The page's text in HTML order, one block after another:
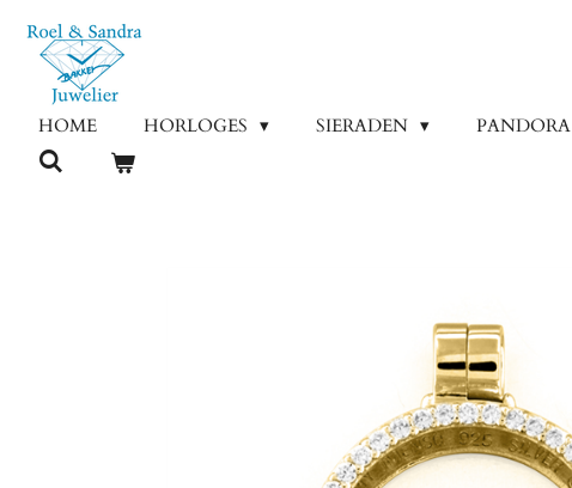
Ga
direct
hoofdinhoud
HOME HORLOGES SIERADEN PANDORA